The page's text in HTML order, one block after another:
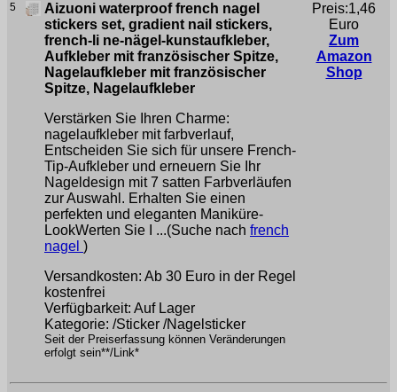
5
Aizuoni waterproof french nagel
stickers set, gradient nail stickers,
french-li ne-nägel-kunstaufkleber,
Aufkleber mit französischer Spitze,
Nagelaufkleber mit französischer
Spitze, Nagelaufkleber
Verstärken Sie Ihren Charme:
nagelaufkleber mit farbverlauf,
Entscheiden Sie sich für unsere French-
Tip-Aufkleber und erneuern Sie Ihr
Nageldesign mit 7 satten Farbverläufen
zur Auswahl. Erhalten Sie einen
perfekten und eleganten Maniküre-
LookWerten Sie I ...(Suche nach french
nagel )
Versandkosten: Ab 30 Euro in der Regel
kostenfrei
Verfügbarkeit: Auf Lager
Kategorie: /Sticker /Nagelsticker
Seit der Preiserfassung können Veränderungen
erfolgt sein**/Link*
Preis:1,46
Euro
Zum
Amazon
Shop